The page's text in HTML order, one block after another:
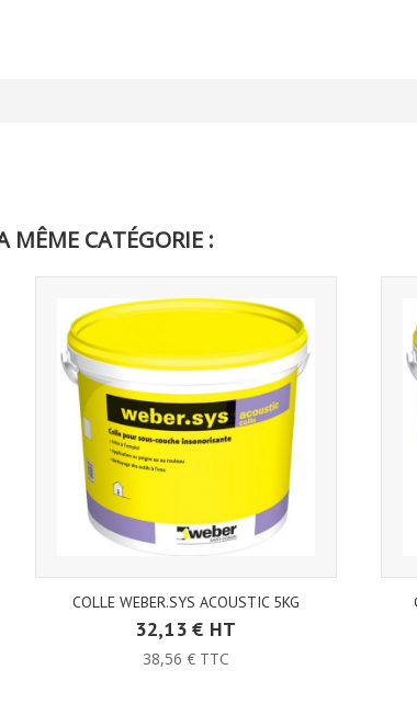
MÊME CATÉGORIE :
COLLE WEBER.SYS ACOUSTIC 5KG
32,13 € HT
38,56 € TTC